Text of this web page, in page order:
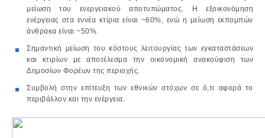
μείωση του ενεργειακού αποτυπώματος. Η εξοικονόμηση
ενέργειας στα εννέα κτίρια είναι ~60%, ενώ η μείωση εκπομπών
άνθρακα είναι ~50%.
Σημαντική μείωση του κόστους λειτουργίας των εγκαταστάσεων
και κτιρίων με αποτέλεσμα την οικονομική ανακούφιση των
Δημοσίων Φορέων της περιοχής.
Συμβολή στην επίτευξη των εθνικών στόχων σε ό,τι αφορά το
περιβάλλον και την ενέργεια.